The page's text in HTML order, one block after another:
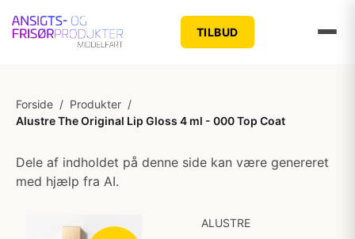
TILBUD
Forside / Produkter /
Alustre The Original Lip Gloss 4 ml - 000 Top Coat
Dele af indholdet på denne side kan være genereret
med hjælp fra AI.
ALUSTRE